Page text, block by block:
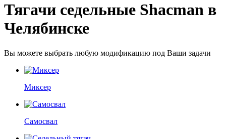
Тягачи седельные Shacman в
Челябинске
Вы можете выбрать любую модификацию под Ваши задачи
Миксер
Самосвал